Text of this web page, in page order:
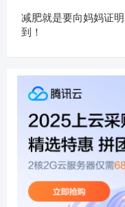
减肥就是要向妈妈证
到！